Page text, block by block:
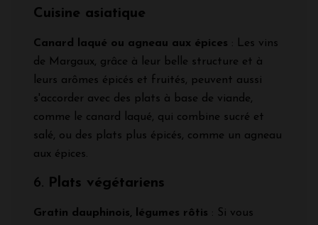
Cuisine asiatique
Canard laqué ou agneau aux épices : Les vins
de Margaux, grâce à leur belle structure et à
leurs arômes épicés et fruités, peuvent aussi
s'accorder avec des plats à base de viande,
comme le canard laqué, qui combine sucré et
salé, ou des plats plus épicés, comme un agneau
aux épices.
6. Plats végétariens
Gratin dauphinois, légumes rôtis : Si vous